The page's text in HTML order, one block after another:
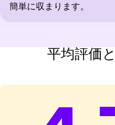
簡単に収まります。
平均評価